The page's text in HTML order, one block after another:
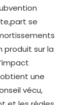
se
produit sur la
une
vécu,